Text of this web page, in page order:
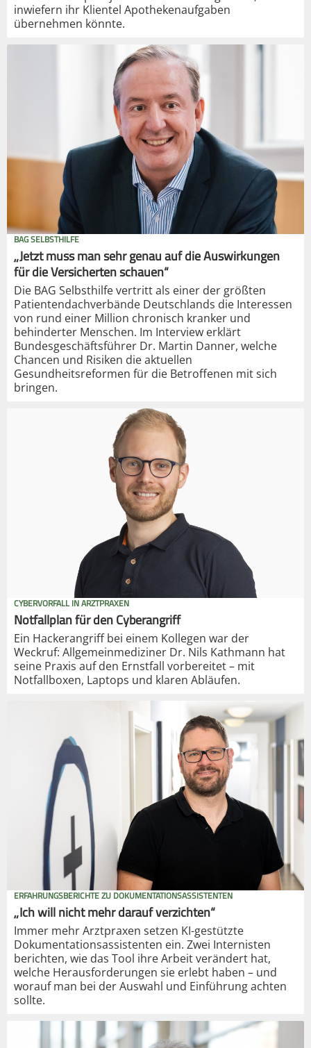
inwiefern ihr Klientel Apothekenaufgaben
übernehmen könnte.
BAG SELBSTHILFE
„Jetzt muss man sehr genau auf die Auswirkungen
für die Versicherten schauen“
Die BAG Selbsthilfe vertritt als einer der größten
Patientendachverbände Deutschlands die Interessen
von rund einer Million chronisch kranker und
behinderter Menschen. Im Interview erklärt
Bundesgeschäftsführer Dr. Martin Danner, welche
Chancen und Risiken die aktuellen
Gesundheitsreformen für die Betroffenen mit sich
bringen.
CYBERVORFALL IN ARZTPRAXEN
Notfallplan für den Cyberangriff
Ein Hackerangriff bei einem Kollegen war der
Weckruf: Allgemeinmediziner Dr. Nils Kathmann hat
seine Praxis auf den Ernstfall vorbereitet – mit
Notfallboxen, Laptops und klaren Abläufen.
ERFAHRUNGSBERICHTE ZU DOKUMENTATIONSASSISTENTEN
„Ich will nicht mehr darauf verzichten“
Immer mehr Arztpraxen setzen KI-gestützte
Dokumentationsassistenten ein. Zwei Internisten
berichten, wie das Tool ihre Arbeit verändert hat,
welche Herausforderungen sie erlebt haben – und
worauf man bei der Auswahl und Einführung achten
sollte.